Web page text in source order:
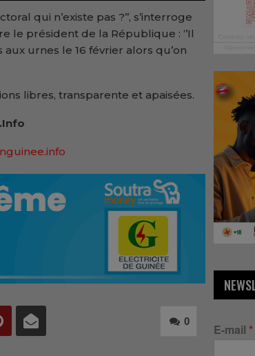
qui n’existe pas ?’’, s’interroge
le président de la République : ‘’Il
urnes le 16 février alors qu’on
libres, transparente et apaisées.
0
E-mail *